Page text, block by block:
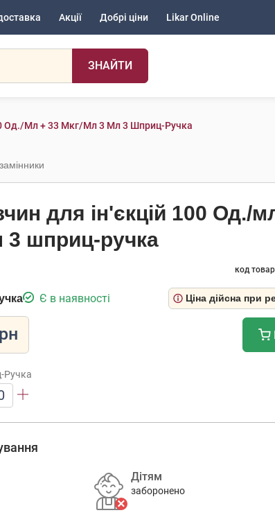
Акції Добрі ціни Likar Online
ЗНАЙТИ
Од./мл + 33 Мкг/мл 3 Мл 3 Шприц-Ручка
для ін'єкцій 100 Од./
3 шприц-ручка
код
Є в наявності Ціна дійсна при
Ручка
Дітям
заборонено